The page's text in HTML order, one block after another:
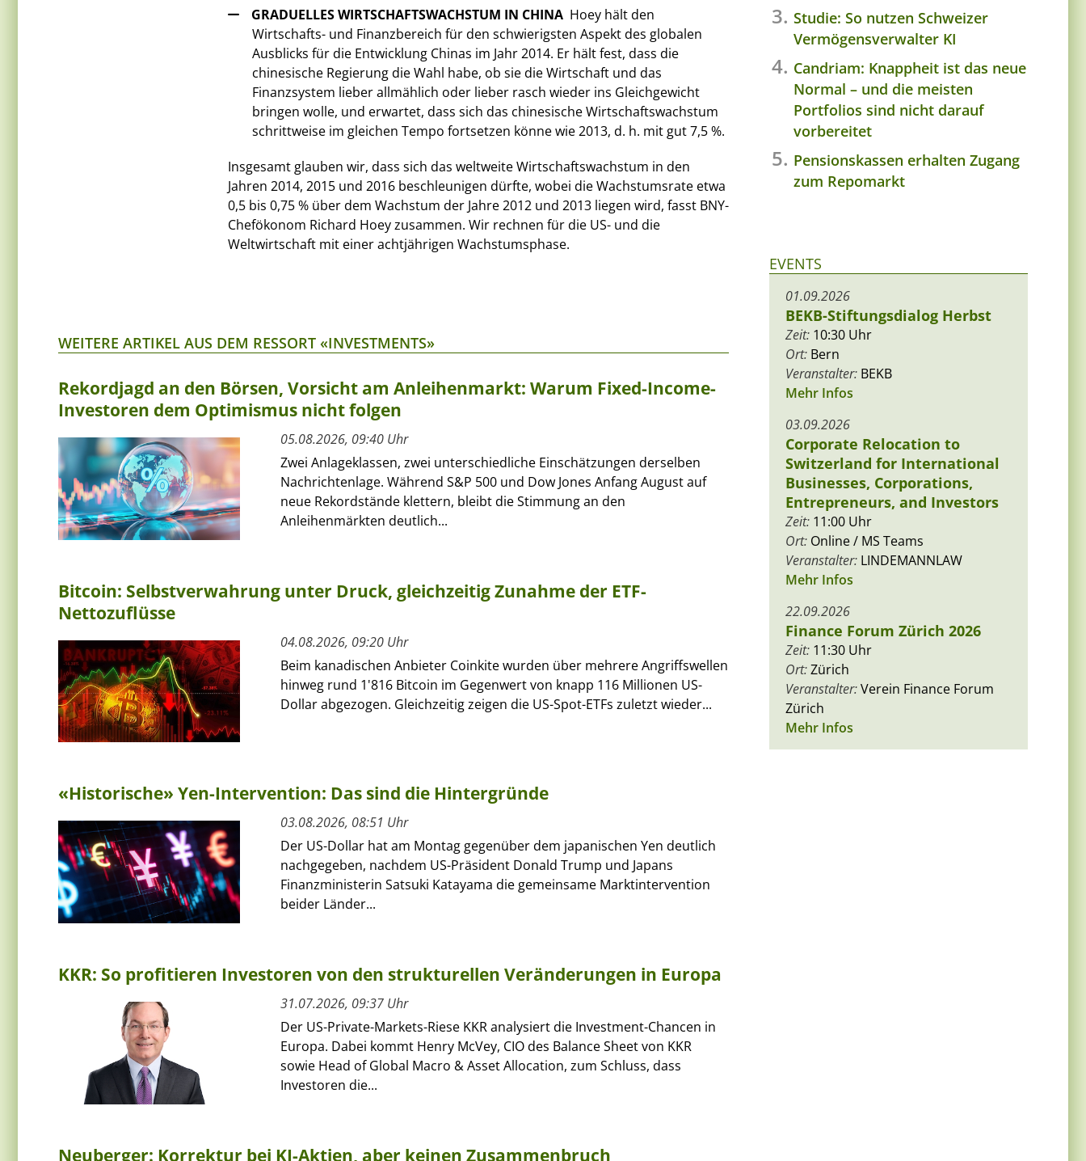
GRADUELLES WIRTSCHAFTSWACHSTUM IN CHINA  Hoey hält den
Wirtschafts- und Finanzbereich für den schwierigsten Aspekt des globalen
Ausblicks für die Entwicklung Chinas im Jahr 2014. Er hält fest, dass die
chinesische Regierung die Wahl habe, ob sie die Wirtschaft und das
Finanzsystem lieber allmählich oder lieber rasch wieder ins Gleichgewicht
bringen wolle, und erwartet, dass sich das chinesische Wirtschaftswachstum
schrittweise im gleichen Tempo fortsetzen könne wie 2013, d. h. mit gut 7,5 %.
Insgesamt glauben wir, dass sich das weltweite Wirtschaftswachstum in den
Jahren 2014, 2015 und 2016 beschleunigen dürfte, wobei die Wachstumsrate etwa
0,5 bis 0,75 % über dem Wachstum der Jahre 2012 und 2013 liegen wird, fasst BNY-
Chefökonom Richard Hoey zusammen. Wir rechnen für die US- und die
Weltwirtschaft mit einer achtjährigen Wachstumsphase.
WEITERE ARTIKEL AUS DEM RESSORT «INVESTMENTS»
Rekordjagd an den Börsen, Vorsicht am Anleihenmarkt: Warum Fixed-Income-
Investoren dem Optimismus nicht folgen
05.08.2026, 09:40 Uhr
Zwei Anlageklassen, zwei unterschiedliche Einschätzungen derselben
Nachrichtenlage. Während S&P 500 und Dow Jones Anfang August auf
neue Rekordstände klettern, bleibt die Stimmung an den
Anleihenmärkten deutlich...
Bitcoin: Selbstverwahrung unter Druck, gleichzeitig Zunahme der ETF-
Nettozuflüsse
04.08.2026, 09:20 Uhr
Beim kanadischen Anbieter Coinkite wurden über mehrere Angriffswellen
hinweg rund 1'816 Bitcoin im Gegenwert von knapp 116 Millionen US-
Dollar abgezogen. Gleichzeitig zeigen die US-Spot-ETFs zuletzt wieder...
«Historische» Yen-Intervention: Das sind die Hintergründe
03.08.2026, 08:51 Uhr
Der US-Dollar hat am Montag gegenüber dem japanischen Yen deutlich
nachgegeben, nachdem US-Präsident Donald Trump und Japans
Finanzministerin Satsuki Katayama die gemeinsame Marktintervention
beider Länder...
KKR: So profitieren Investoren von den strukturellen Veränderungen in Europa
31.07.2026, 09:37 Uhr
Der US-Private-Markets-Riese KKR analysiert die Investment-Chancen in
Europa. Dabei kommt Henry McVey, CIO des Balance Sheet von KKR
sowie Head of Global Macro & Asset Allocation, zum Schluss, dass
Investoren die...
Neuberger: Korrektur bei KI-Aktien, aber keinen Zusammenbruch
Studie: So nutzen Schweizer
Vermögensverwalter KI
Candriam: Knappheit ist das neue
Normal – und die meisten
Portfolios sind nicht darauf
vorbereitet
Pensionskassen erhalten Zugang
zum Repomarkt
EVENTS
01.09.2026
BEKB-Stiftungsdialog Herbst
Zeit: 10:30 Uhr
Ort: Bern
Veranstalter: BEKB
Mehr Infos
03.09.2026
Corporate Relocation to
Switzerland for International
Businesses, Corporations,
Entrepreneurs, and Investors
Zeit: 11:00 Uhr
Ort: Online / MS Teams
Veranstalter: LINDEMANNLAW
Mehr Infos
22.09.2026
Finance Forum Zürich 2026
Zeit: 11:30 Uhr
Ort:Zürich
Veranstalter:Verein Finance Forum
Zürich
Mehr Infos